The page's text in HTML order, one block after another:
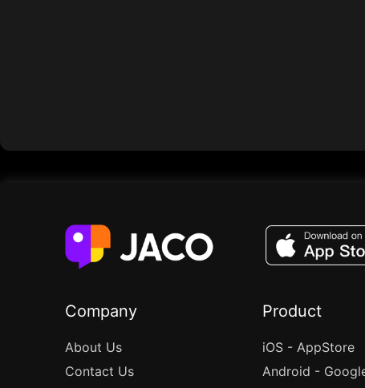
Company
About Us
Contact Us
Product
iOS - AppStore
Android -